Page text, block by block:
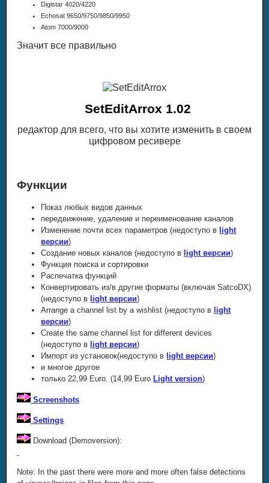
Digistar 4020/4220
Echosat 9650/9750/9850/9950
Atom 7000/9000
Значит все правильно
SetEditArrox 1.02
редактор для всего, что вы хотите изменить в своем
цифровом ресивере
Функции
Показ любых видов данных
передвижение, удаление и переименование каналов
Изменение почти всех параметров (недоступо в light
версии)
Создание новых каналов (недоступо в light версии)
Функция поиска и сортировки
Распечатка функций
Конвертировать из/в другие форматы (включая SatcoDX)
(недоступо в light версии)
Arrange a channel list by a wishlist (недоступо в light
версии)
Create the same channel list for different devices
(недоступо в light версии)
Импорт из установок(недоступо в light версии)
и многое другое
только 22,99 Euro. (14,99 Euro Light version)
Screenshots
Settings
Download (Demoversion):
Note: In the past there were more and more often false detections